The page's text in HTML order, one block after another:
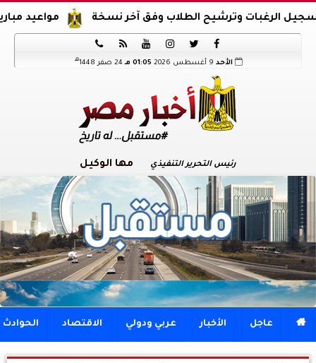
مواعيد مباريات






الأحد 01:05 مـ 24 صفر 1448 هـ
رئيس التحرير التنفيذي مها الوكيل
 عاجل الأخبار عربي ودولي الاقتصاد الحوادث